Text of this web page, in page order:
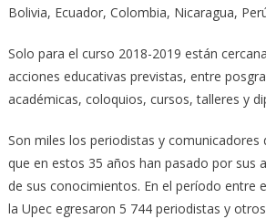
Bolivia, Ecuador, Colombia, Nicaragua,
Solo para el curso 2018-2019 están
acciones educativas previstas, entre
académicas, coloquios, cursos, talleres y
Son miles los periodistas y comunicadores
que en estos 35 años han pasado por sus
de sus conocimientos. En el período entre
la Upec egresaron 5 744 periodistas y